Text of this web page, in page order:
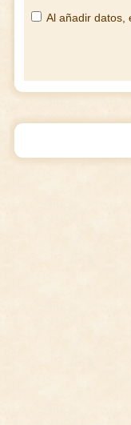
Al añadir datos,